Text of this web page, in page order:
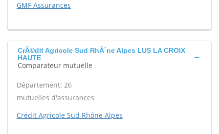
GMF Assurances
CrÃ©dit Agricole Sud RhÃ´ne Alpes LUS LA CROIX
HAUTE
Comparateur mutuelle
Département: 26
mutuelles d'assurances
Crédit Agricole Sud Rhône Alpes